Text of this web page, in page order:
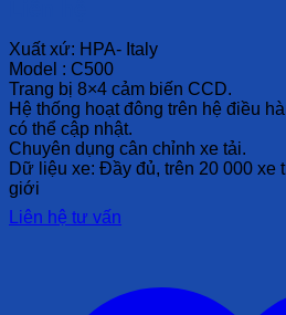
Xuất xứ: HPA- Italy
Model : C500
Trang bị 8×4 cảm biến CCD.
Hệ thống hoạt đông trên hệ điều
có thể cập nhật.
Chuyên dụng cân chỉnh xe tải.
Dữ liệu xe: Đầy đủ, trên 20 000 xe
giới
Liên hệ tư vấn